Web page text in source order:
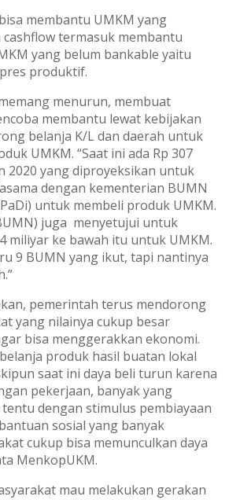
membantu UMKM yang
cashflow termasuk membantu
yang belum bankable yaitu
produktif.
menurun, membuat
membantu lewat kebijakan
belanja K/L dan daerah untuk
UMKM. “Saat ini ada Rp 307
2020 yang diproyeksikan untuk
dengan kementerian BUMN
untuk membeli produk UMKM.
juga menyetujui untuk
miliyar ke bawah itu untuk UMKM.
9 BUMN yang ikut, tapi nantinya
pemerintah terus mendorong
yang nilainya cukup besar
bisa menggerakkan ekonomi.
produk hasil buatan lokal
saat ini daya beli turun karena
pekerjaan, banyak yang
dengan stimulus pembiayaan
sosial yang banyak
cukup bisa memunculkan daya
MenkopUKM.
mau melakukan gerakan